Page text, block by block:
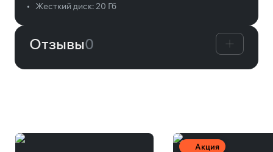
•
Жесткий диск:20 Гб
Отзывы0
Акция